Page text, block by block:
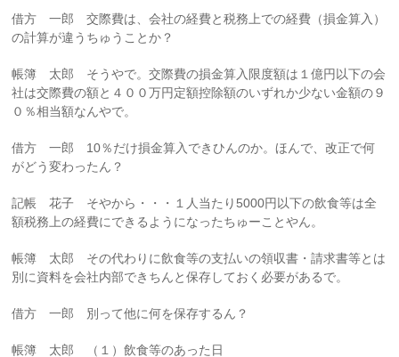
借方 一郎 交際費は、会社の経費と税務上での経費（損金算入）
の計算が違うちゅうことか？
帳簿 太郎 そうやで。交際費の損金算入限度額は１億円以下の会
社は交際費の額と４００万円定額控除額のいずれか少ない金額の９
０％相当額なんやで。
借方 一郎 10％だけ損金算入できひんのか。ほんで、改正で何
がどう変わったん？
記帳 花子 そやから・・・１人当たり5000円以下の飲食等は全
額税務上の経費にできるようになったちゅーことやん。
帳簿 太郎 その代わりに飲食等の支払いの領収書・請求書等とは
別に資料を会社内部できちんと保存しておく必要があるで。
借方 一郎 別って他に何を保存するん？
帳簿 太郎 （１）飲食等のあった日